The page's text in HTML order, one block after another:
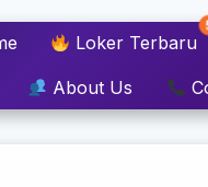
Loker Terbaru
About Us